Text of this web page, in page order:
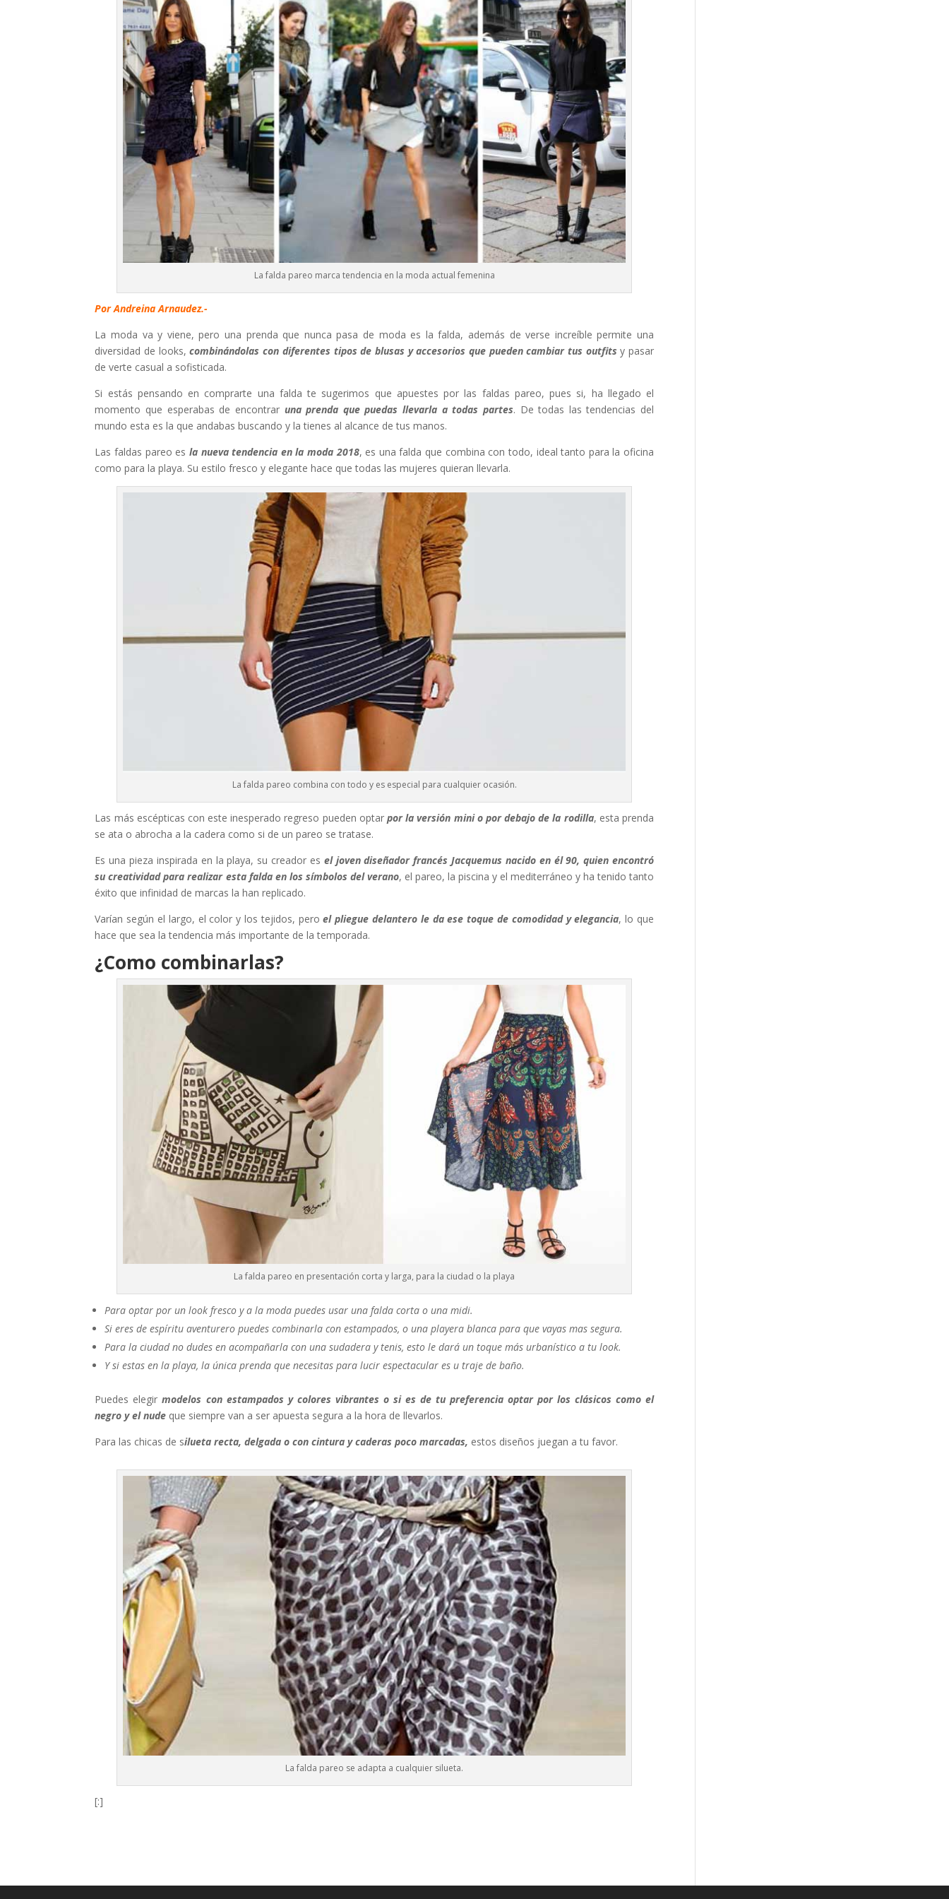
La falda pareo marca tendencia en la moda actual femenina
Por Andreina Arnaudez.-
La moda va y viene, pero una prenda que nunca pasa de moda es la falda, además de verse increíble permite una
diversidad de looks,combinándolas con diferentes tipos de blusas y accesorios que pueden cambiar tus outfits y pasar
de verte casual a sofisticada.
Si estás pensando en comprarte una falda te sugerimos que apuestes por las faldas pareo, pues si, ha llegado el
momento que esperabas de encontrar una prenda que puedas llevarla a todas partes. De todas las tendencias del
mundo esta es la que andabas buscando y la tienes al alcance de tus manos.
Las faldas pareo es la nueva tendencia en la moda 2018, es una falda que combina con todo, ideal tanto para la oficina
como para la playa. Su estilo fresco y elegante hace que todas las mujeres quieran llevarla.
La falda pareo combina con todo y es especial para cualquier ocasión.
Las más escépticas con este inesperado regreso pueden optarpor la versión mini o por debajo de la rodilla, esta prenda
se ata o abrocha a la cadera como si de un pareo se tratase.
Es una pieza inspirada en la playa, su creador es el joven diseñador francés Jacquemus nacido en él 90, quien encontró
su creatividad para realizar esta falda en los símbolos del verano, el pareo, la piscina y el mediterráneo y ha tenido tanto
éxito que infinidad de marcas la han replicado.
Varían según el largo, el color y los tejidos, peroel pliegue delantero le da ese toque de comodidad y elegancia, lo que
hace que sea la tendencia más importante de la temporada.
¿Como combinarlas?
La falda pareo en presentación corta y larga, para la ciudad o la playa
Para optar por un look fresco y a la moda puedes usar una falda corta o una midi.
Si eres de espíritu aventurero puedes combinarla con estampados, o una playera blanca para que vayas mas segura.
Para la ciudad no dudes en acompañarla con una sudadera y tenis, esto le dará un toque más urbanístico a tu look.
Y si estas en la playa, la única prenda que necesitas para lucir espectacular es u traje de baño.
Puedes elegirmodelos con estampados y colores vibrantes o si es de tu preferencia optar por los clásicos como el
negro y el nude que siempre van a ser apuesta segura a la hora de llevarlos.
Para las chicas de silueta recta, delgada o con cintura y caderas poco marcadas, estos diseños juegan a tu favor.
La falda pareo se adapta a cualquier silueta.
[:]